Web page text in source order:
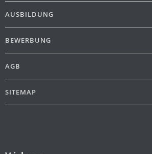
AUSBILDUNG
BEWERBUNG
AGB
SITEMAP